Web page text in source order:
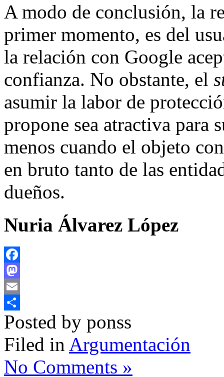
A modo de conclusión, la
primer momento, es del
la relación con Google
confianza. No obstante, el
asumir la labor de
propone sea atractiva para
menos cuando el objeto
en bruto tanto de las
dueños.
Nuria Álvarez López
Facebook
Mastodon
Email
Compartir
Posted by ponss
Filed in Argumentación
No Comments »